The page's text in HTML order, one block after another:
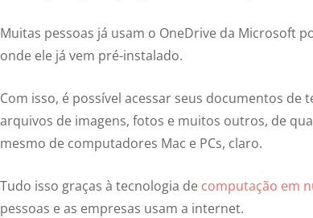
Muitas pessoas já usam o OneDrive da Microsoft
onde ele já vem pré-instalado.
Com isso, é possível acessar seus documentos de
arquivos de imagens, fotos e muitos outros, de
mesmo de computadores Mac e PCs, claro.
Tudo isso graças à tecnologia de computação em
pessoas e as empresas usam a internet.